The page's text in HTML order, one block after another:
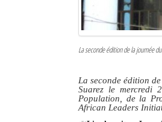
La seconde édition de la journée
La seconde édition
Suarez le mercredi
Population, de la
African Leaders